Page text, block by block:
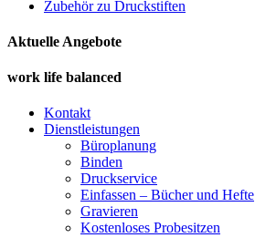
Zubehör zu Druckstiften
Aktuelle Angebote
work life balanced
Kontakt
Dienstleistungen
Büroplanung
Binden
Druckservice
Einfassen – Bücher und Hefte
Gravieren
Kostenloses Probesitzen